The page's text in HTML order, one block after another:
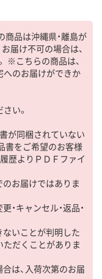
品は沖縄県・離島が
届け不可の場合は、
※こちらの商品は、
へのお届けができか
い。
が同梱されていない
書をご希望のお客様
歴よりＰＤＦファイ
のお届けではありま
・キャンセル・返品・
ないことが判明した
ただくことがありま
は、入荷次第のお届